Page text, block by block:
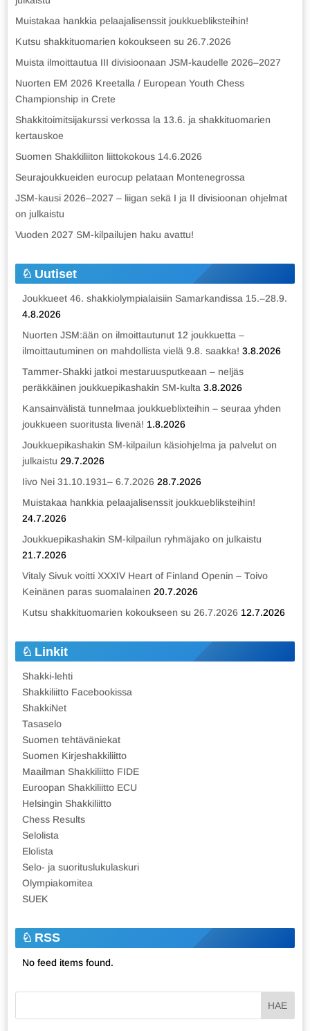
Muistakaa hankkia pelaajalisenssit joukkuebliksteihin!
Kutsu shakkituomarien kokoukseen su 26.7.2026
Muista ilmoittautua III divisioonaan JSM-kaudelle 2026–2027
Nuorten EM 2026 Kreetalla / European Youth Chess
Championship in Crete
Shakkitoimitsijakurssi verkossa la 13.6. ja shakkituomarien
kertauskoe
Suomen Shakkiliiton liittokokous 14.6.2026
Seurajoukkueiden eurocup pelataan Montenegrossa
JSM-kausi 2026–2027 – liigan sekä I ja II divisioonan ohjelmat
on julkaistu
Vuoden 2027 SM-kilpailujen haku avattu!
Uutiset
Joukkueet 46. shakkiolympialaisiin Samarkandissa 15.–28.9.
4.8.2026
Nuorten JSM:ään on ilmoittautunut 12 joukkuetta –
ilmoittautuminen on mahdollista vielä 9.8. saakka! 3.8.2026
Tammer-Shakki jatkoi mestaruusputkeaan – neljäs
peräkkäinen joukkuepikashakin SM-kulta 3.8.2026
Kansainvälistä tunnelmaa joukkueblixteihin – seuraa yhden
joukkueen suoritusta livenä! 1.8.2026
Joukkuepikashakin SM-kilpailun käsiohjelma ja palvelut on
julkaistu 29.7.2026
Iivo Nei 31.10.1931– 6.7.2026 28.7.2026
Muistakaa hankkia pelaajalisenssit joukkuebliksteihin!
24.7.2026
Joukkuepikashakin SM-kilpailun ryhmäjako on julkaistu
21.7.2026
Vitaly Sivuk voitti XXXIV Heart of Finland Openin – Toivo
Keinänen paras suomalainen 20.7.2026
Kutsu shakkituomarien kokoukseen su 26.7.2026 12.7.2026
Linkit
Shakki-lehti
Shakkiliitto Facebookissa
ShakkiNet
Tasaselo
Suomen tehtäväniekat
Suomen Kirjeshakkiliitto
Maailman Shakkiliitto FIDE
Euroopan Shakkiliitto ECU
Helsingin Shakkiliitto
Chess Results
Selolista
Elolista
Selo- ja suorituslukulaskuri
Olympiakomitea
SUEK
RSS
No feed items found.